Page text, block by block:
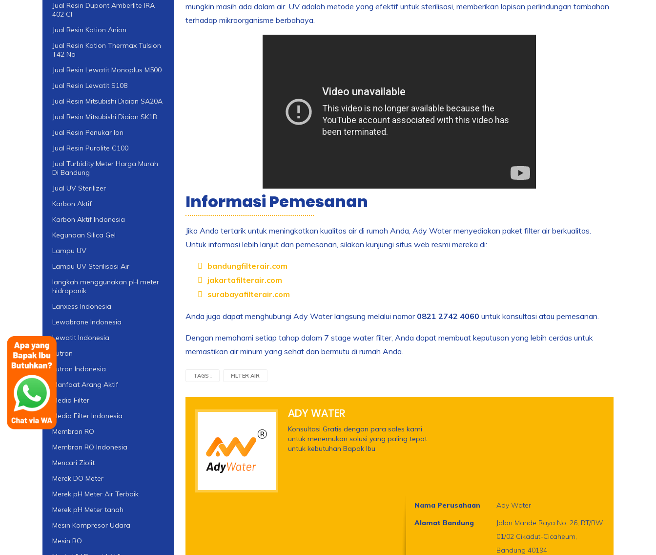
mungkin masih ada dalam air. UV adalah metode yang efektif untuk sterilisasi, memberikan lapisan perlindungan tambahan
terhadap mikroorganisme berbahaya.
Informasi Pemesanan
Jika Anda tertarik untuk meningkatkan kualitas air di rumah Anda, Ady Water menyediakan paket filter air berkualitas.
Untuk informasi lebih lanjut dan pemesanan, silakan kunjungi situs web resmi mereka di:
bandungfilterair.com
jakartafilterair.com
surabayafilterair.com
Anda juga dapat menghubungi Ady Water langsung melalui nomor 0821 2742 4060 untuk konsultasi atau pemesanan.
Dengan memahami setiap tahap dalam 7 stage water filter, Anda dapat membuat keputusan yang lebih cerdas untuk
memastikan air minum yang sehat dan bermutu di rumah Anda.
TAGS : FILTER AIR
ADY WATER
Konsultasi Gratis dengan para sales kami
untuk menemukan solusi yang paling tepat
untuk kebutuhan Bapak Ibu
Nama Perusahaan
Ady Water
Alamat Bandung
Jalan Mande Raya No. 26, RT/RW
01/02 Cikadut-Cicaheum,
Bandung 40194
Jual Resin Dupont Amberlite IRA
402 Cl
Jual Resin Kation Anion
Jual Resin Kation Thermax Tulsion
T42 Na
Jual Resin Lewatit Monoplus M500
Jual Resin Lewatit S108
Jual Resin Mitsubishi Diaion SA20A
Jual Resin Mitsubishi Diaion SK1B
Jual Resin Penukar Ion
Jual Resin Purolite C100
Jual Turbidity Meter Harga Murah
Di Bandung
Jual UV Sterilizer
Karbon Aktif
Karbon Aktif Indonesia
Kegunaan Silica Gel
Lampu UV
Lampu UV Sterilisasi Air
langkah menggunakan pH meter
hidroponik
Lanxess Indonesia
Lewabrane Indonesia
Lewatit Indonesia
Lutron
Lutron Indonesia
Manfaat Arang Aktif
Media Filter
Media Filter Indonesia
Membran RO
Membran RO Indonesia
Mencari Ziolit
Merek DO Meter
Merek pH Meter Air Terbaik
Merek pH Meter tanah
Mesin Kompresor Udara
Mesin RO